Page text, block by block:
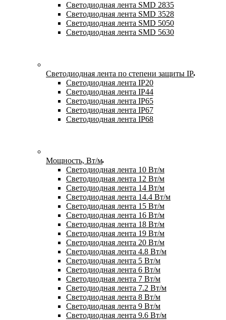
Светодиодная лента SMD 2835
Светодиодная лента SMD 3528
Светодиодная лента SMD 5050
Светодиодная лента SMD 5630
Светодиодная лента по степени защиты IP
Светодиодная лента IP20
Светодиодная лента IP44
Светодиодная лента IP65
Светодиодная лента IP67
Светодиодная лента IP68
Мощность, Вт/м
Светодиодная лента 10 Вт/м
Светодиодная лента 12 Вт/м
Светодиодная лента 14 Вт/м
Светодиодная лента 14.4 Вт/м
Светодиодная лента 15 Вт/м
Светодиодная лента 16 Вт/м
Светодиодная лента 18 Вт/м
Светодиодная лента 19 Вт/м
Светодиодная лента 20 Вт/м
Светодиодная лента 4.8 Вт/м
Светодиодная лента 5 Вт/м
Светодиодная лента 6 Вт/м
Светодиодная лента 7 Вт/м
Светодиодная лента 7.2 Вт/м
Светодиодная лента 8 Вт/м
Светодиодная лента 9 Вт/м
Светодиодная лента 9.6 Вт/м